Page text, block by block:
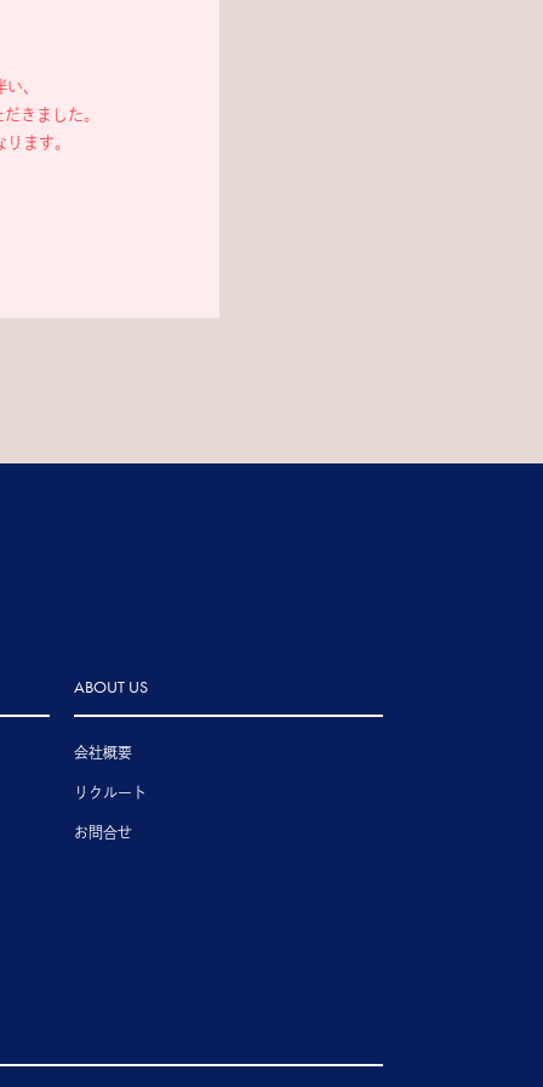
、
きました。
ます。
ABOUT US
会社概要
リクルート
お問合せ